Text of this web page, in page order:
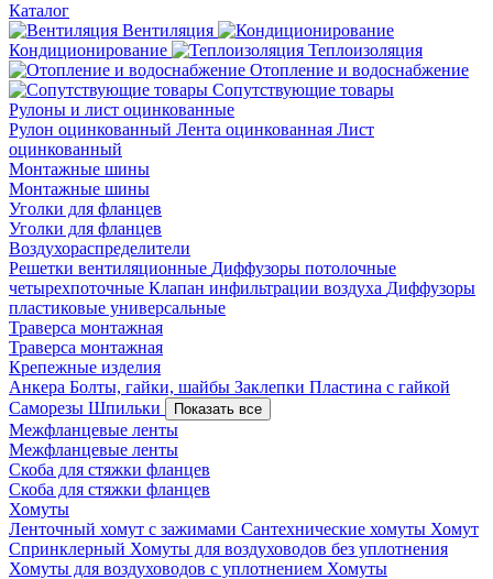
Каталог
Вентиляция
Кондиционирование
Теплоизоляция
Отопление и водоснабжение
Сопутствующие товары
Рулоны и лист оцинкованные
Рулон оцинкованный Лента оцинкованная Лист
оцинкованный
Монтажные шины
Монтажные шины
Уголки для фланцев
Уголки для фланцев
Воздухораспределители
Решетки вентиляционные Диффузоры потолочные
четырехпоточные Клапан инфильтрации воздуха Диффузоры
пластиковые универсальные
Траверса монтажная
Траверса монтажная
Крепежные изделия
Анкера Болты, гайки, шайбы Заклепки Пластина с гайкой
Саморезы Шпильки Показать все
Межфланцевые ленты
Межфланцевые ленты
Скоба для стяжки фланцев
Скоба для стяжки фланцев
Хомуты
Ленточный хомут с зажимами Сантехнические хомуты Хомут
Спринклерный Хомуты для воздуховодов без уплотнения
Хомуты для воздуховодов с уплотнением Хомуты